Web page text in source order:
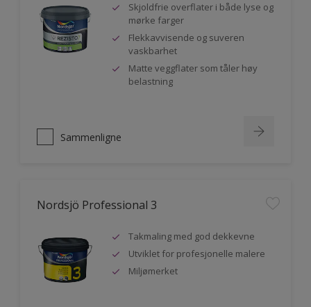
Skjoldfrie overflater i både lyse og
mørke farger
Flekkavvisende og suveren
vaskbarhet
Matte veggflater som tåler høy
belastning
Sammenligne
Nordsjö Professional 3
Takmaling med god dekkevne
Utviklet for profesjonelle malere
Miljømerket